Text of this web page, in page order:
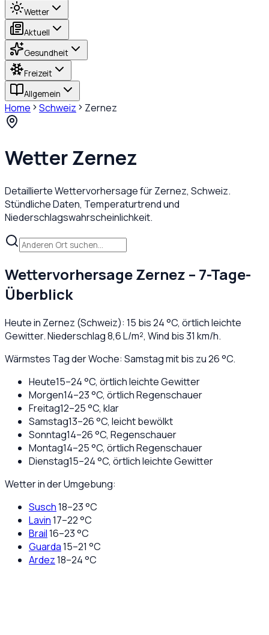
Wetter
Aktuell
Gesundheit
Freizeit
Allgemein
Home Schweiz Zernez
WetterZernez
Detaillierte Wettervorhersage fürZernez, Schweiz.
Stündliche Daten, Temperaturtrend und
Niederschlagswahrscheinlichkeit.
WettervorhersageZernez – 7-Tage-
Überblick
Heute in Zernez (Schweiz): 15 bis24°C, örtlich leichte
Gewitter. Niederschlag8,6L/m², Wind bis31 km/h.
Wärmstes Tag der Woche: Samstag mit bis zu 26 °C.
Heute15–24°C, örtlich leichte Gewitter
Morgen14–23°C, örtlich Regenschauer
Freitag12–25°C, klar
Samstag13–26°C, leicht bewölkt
Sonntag14–26°C, Regenschauer
Montag14–25°C, örtlich Regenschauer
Dienstag15–24°C, örtlich leichte Gewitter
Wetter in der Umgebung:
Susch18–23°C
Lavin17–22°C
Brail16–23°C
Guarda15–21 °C
Ardez18–24°C